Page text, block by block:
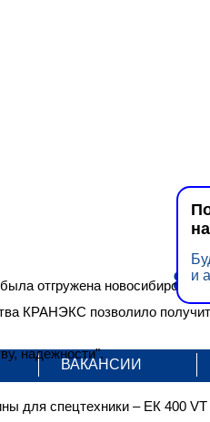
8
ВАКАНСИИ
отгружена новосибирской
КРАНЭКС позволило
надежности".
для спецтехники – ЕК 400 VT
и